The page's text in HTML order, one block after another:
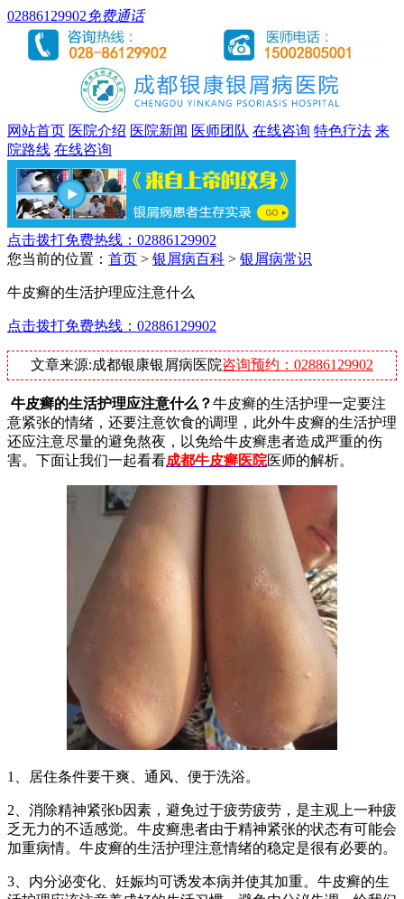
02886129902免费通话
网站首页 医院介绍 医院新闻 医师团队 在线咨询 特色疗法 来
院路线 在线咨询
点击拨打免费热线：02886129902
您当前的位置： 首页 > 银屑病百科 > 银屑病常识
牛皮癣的生活护理应注意什么
点击拨打免费热线：02886129902
文章来源:成都银康银屑病医院咨询预约：02886129902
牛皮癣的生活护理应注意什么？牛皮癣的生活护理一定要注
意紧张的情绪，还要注意饮食的调理，此外牛皮癣的生活护理
还应注意尽量的避免熬夜，以免给牛皮癣患者造成严重的伤
害。下面让我们一起看看成都牛皮癣医院医师的解析。
1、居住条件要干爽、通风、便于洗浴。
2、消除精神紧张b因素，避免过于疲劳疲劳，是主观上一种疲
乏无力的不适感觉。牛皮癣患者由于精神紧张的状态有可能会
加重病情。牛皮癣的生活护理注意情绪的稳定是很有必要的。
3、内分泌变化、妊娠均可诱发本病并使其加重。牛皮癣的生